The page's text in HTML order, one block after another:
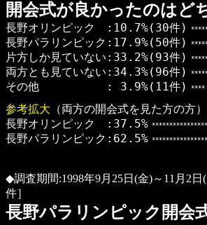
開会式が良かったのはど
長野オリンピック :10.7%(30件)
長野パラリンピック:17.9%(50件)
片方しか見ていない:33.2%(93件)
両方とも見ていない:34.3%(96件)
その他 : 3.9%(11件) ****
参考拡大 （両方の開会式を見た方の方）
長野オリンピック :37.5%
長野パラリンピック:62.5%
◆調査期間:1998年9月25日(金)～11月2日
件］
長野パラリンピック開会